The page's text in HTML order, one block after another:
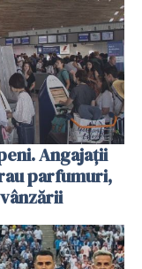
Angajații
parfumuri,